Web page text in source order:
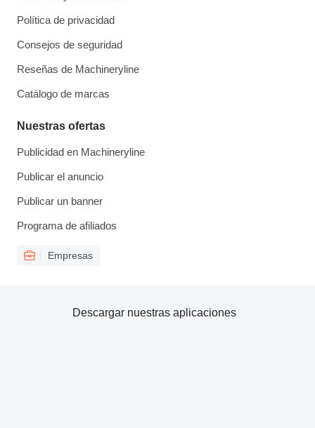
Política de privacidad
Consejos de seguridad
Reseñas de Machineryline
Catálogo de marcas
Nuestras ofertas
Publicidad en Machineryline
Publicar el anuncio
Publicar un banner
Programa de afiliados
Empresas
Descargar nuestras aplicaciones